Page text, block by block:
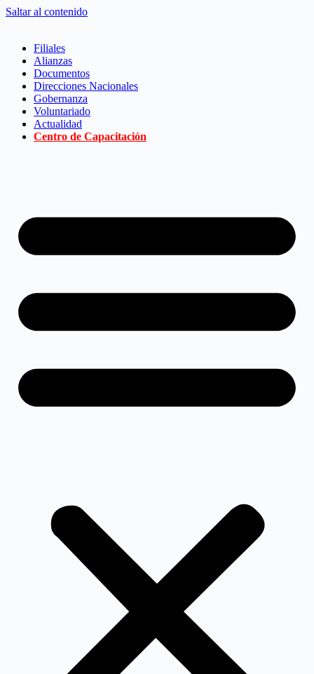
Saltar al contenido
Filiales
Alianzas
Documentos
Direcciones Nacionales
Gobernanza
Voluntariado
Actualidad
Centro de Capacitación